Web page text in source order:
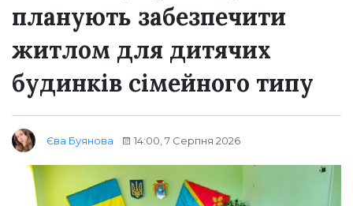
планують забезпечити
житлом для дитячих
будинків сімейного типу
Єва Буянова 14:00, 7 Серпня 2026